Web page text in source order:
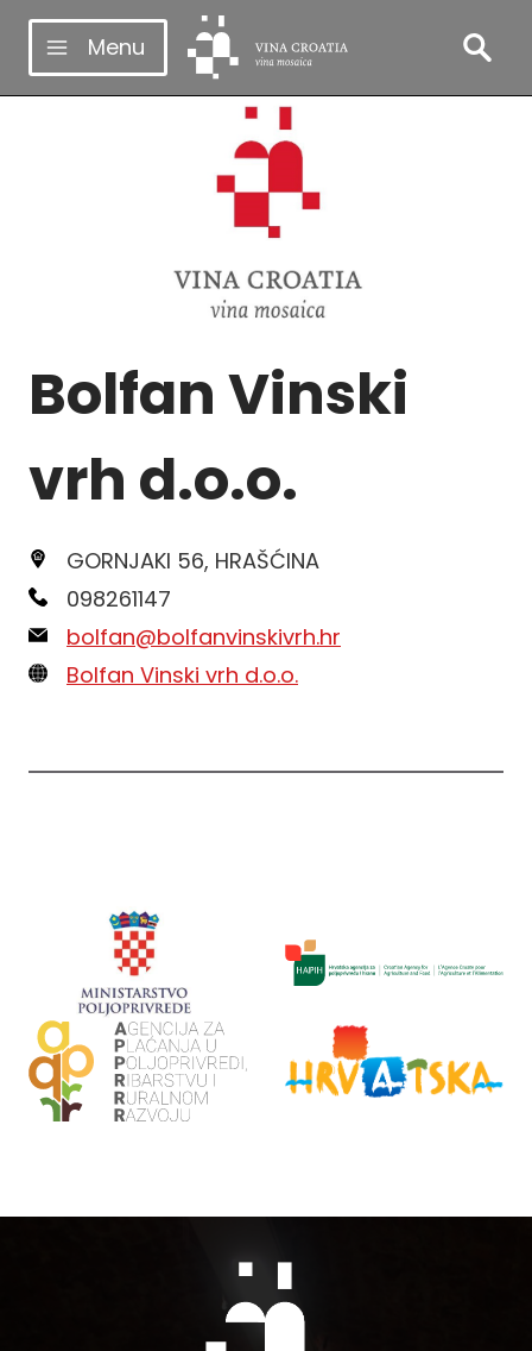
Skip
content
Menu
Bolfan Vinski
vrh d.o.o.
GORNJAKI 56, HRAŠĆINA
098261147
bolfan@bolfanvinskivrh.hr
Bolfan Vinski vrh d.o.o.